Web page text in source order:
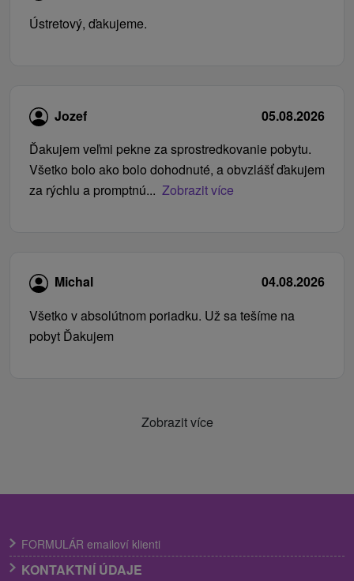
Ústretový, ďakujeme.
Jozef
05.08.2026
Ďakujem veľmi pekne za sprostredkovanie pobytu.
Všetko bolo ako bolo dohodnuté, a obvzlášť ďakujem
za rýchlu a promptnú... Zobrazit více
Michal
04.08.2026
Všetko v absolútnom poriadku. Už sa tešíme na
pobyt Ďakujem
Zobrazit více
FORMULÁR emailoví klienti
KONTAKTNÍ ÚDAJE